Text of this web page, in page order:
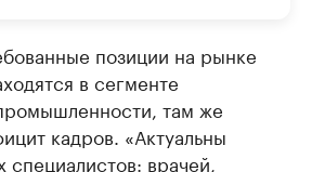
позиции на рынке
в сегменте
там же
кадров. «Актуальны
врачей,